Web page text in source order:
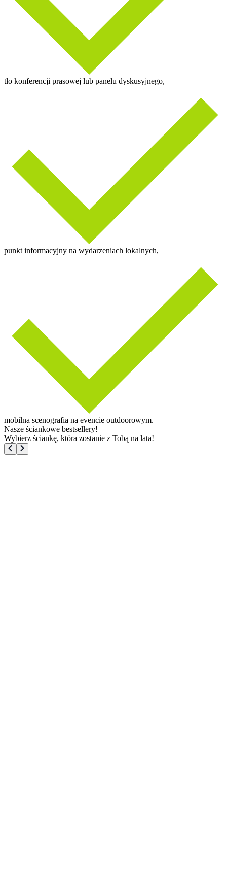
tło konferencji prasowej lub panelu dyskusyjnego,
punkt informacyjny na wydarzeniach lokalnych,
mobilna scenografia na evencie outdoorowym.
Nasze ściankowe bestsellery!
Wybierz ściankę, która zostanie z Tobą na lata!